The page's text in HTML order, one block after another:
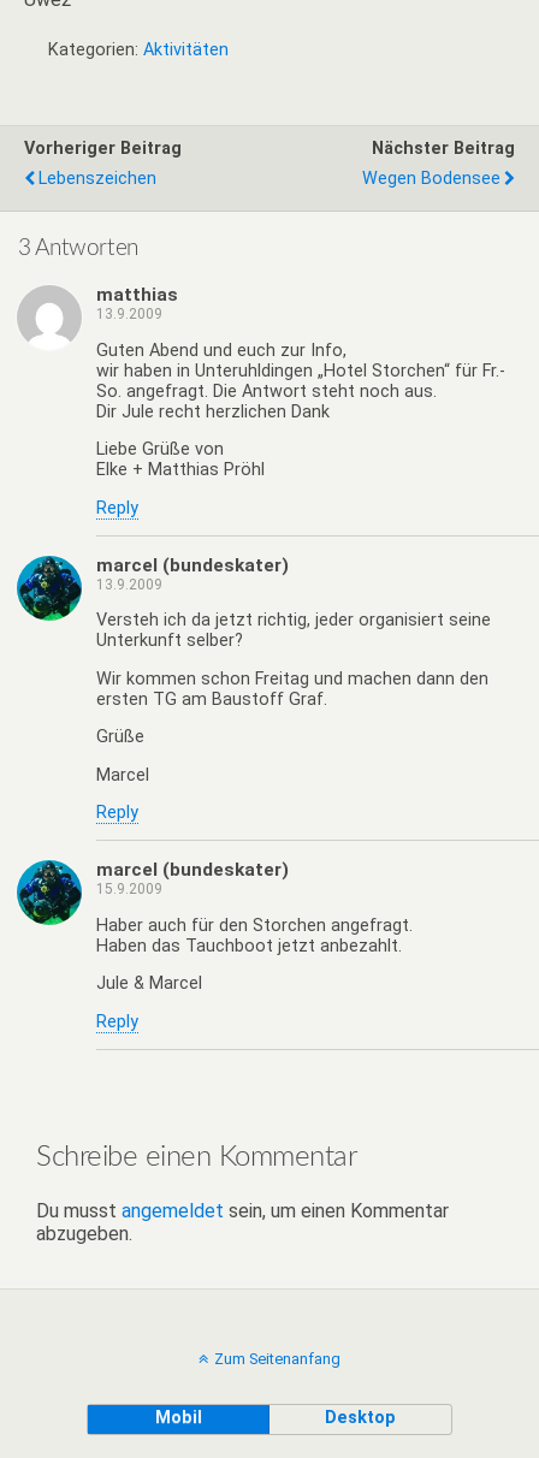
Kategorien: Aktivitäten
Vorheriger Beitrag
Lebenszeichen
Nächster Beitrag
Wegen Bodensee
3 Antworten
matthias
13.9.2009
Guten Abend und euch zur Info,
wir haben in Unteruhldingen „Hotel Storchen“ für Fr.-
So. angefragt. Die Antwort steht noch aus.
Dir Jule recht herzlichen Dank
Liebe Grüße von
Elke + Matthias Pröhl
Reply
marcel (bundeskater)
13.9.2009
Versteh ich da jetzt richtig, jeder organisiert seine
Unterkunft selber?
Wir kommen schon Freitag und machen dann den
ersten TG am Baustoff Graf.
Grüße
Marcel
Reply
marcel (bundeskater)
15.9.2009
Haber auch für den Storchen angefragt.
Haben das Tauchboot jetzt anbezahlt.
Jule & Marcel
Reply
Schreibe einen Kommentar
Du musst angemeldet sein, um einen Kommentar
abzugeben.
Zum Seitenanfang
Mobil Desktop